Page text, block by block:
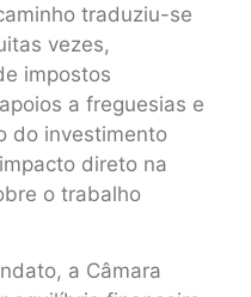
traduziu-se
vezes,
impostos
a freguesias e
do investimento
direto na
o trabalho
a Câmara